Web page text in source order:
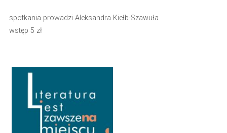
spotkania prowadzi Aleksandra Kiełb-Szawuła
wstęp 5 zł